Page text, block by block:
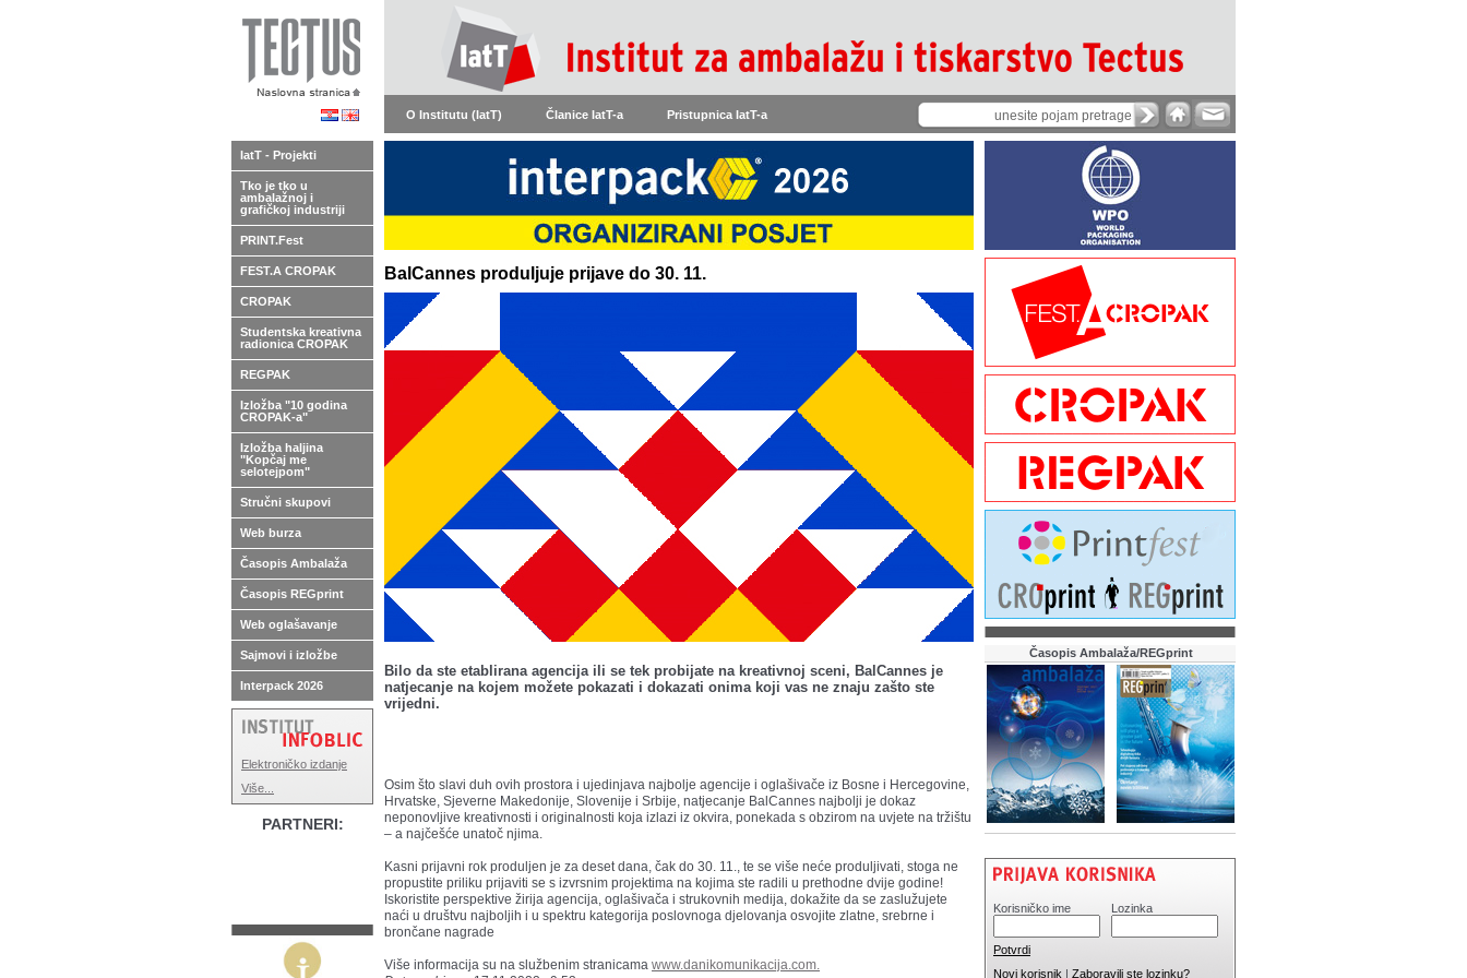
O Institutu (IatT) Članice IatT-a Pristupnica IatT-a
BalCannes produljuje prijave do 30. 11.
Bilo da ste etablirana agencija ili se tek probijate na kreativnoj sceni, BalCannes je
natjecanje na kojem možete pokazati i dokazati onima koji vas ne znaju zašto ste
vrijedni.
Osim što slavi duh ovih prostora i ujedinjava najbolje agencije i oglašivače iz Bosne i Hercegovine,
Hrvatske, Sjeverne Makedonije, Slovenije i Srbije, natjecanje BalCannes najbolji je dokaz
neponovljive kreativnosti i originalnosti koja izlazi iz okvira, ponekada s obzirom na uvjete na tržištu
– a najčešće unatoč njima.
Kasni prijavni rok produljen je za deset dana, čak do 30. 11., te se više neće produljivati, stoga ne
propustite priliku prijaviti se s izvrsnim projektima na kojima ste radili u prethodne dvije godine!
Iskoristite perspektive žirija agencija, oglašivača i strukovnih medija, dokažite da se zaslužujete
naći u društvu najboljih i u spektru kategorija poslovnoga djelovanja osvojite zlatne, srebrne i
brončane nagrade
Više informacija su na službenim stranicama www.danikomunikacija.com.
IatT - Projekti
Tko je tko u
ambalažnoj i
grafičkoj industriji
PRINT.Fest
FEST.A CROPAK
CROPAK
Studentska kreativna
radionica CROPAK
REGPAK
Izložba "10 godina
CROPAK-a"
Izložba haljina
"Kopčaj me
selotejpom"
Stručni skupovi
Web burza
Časopis Ambalaža
Časopis REGprint
Web oglašavanje
Sajmovi i izložbe
Interpack 2026
Elektroničko izdanje
Više...
PARTNERI:
Časopis Ambalaža/REGprint
Korisničko ime Lozinka
Potvrdi
Novi korisnik | Zaboravili ste lozinku?